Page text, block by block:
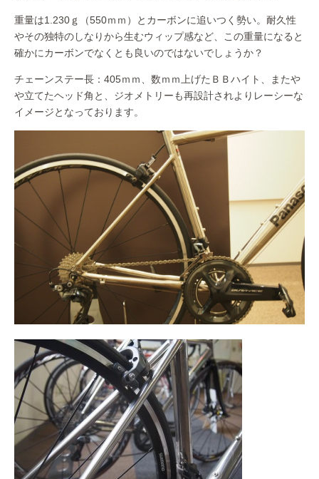
重量は1.230ｇ（550ｍｍ）とカーボンに追いつく勢い。耐久性
やその独特のしなりから生むウィップ感など、この重量になると
確かにカーボンでなくとも良いのではないでしょうか？
チェーンステー長：405ｍｍ、数ｍｍ上げたＢＢハイト、またや
や立てたヘッド角と、ジオメトリーも再設計されよりレーシーな
イメージとなっております。